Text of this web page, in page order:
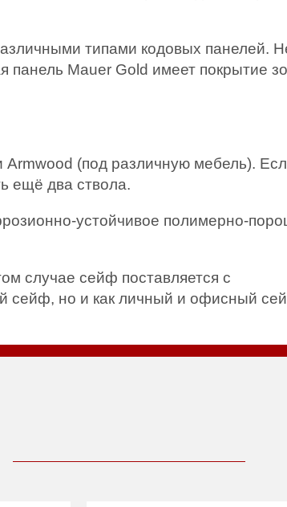
типами кодовых панелей.
Mauer Gold имеет покрытие
(под различную мебель).
ещё два ствола.
устойчивое полимерно-
случае сейф поставляется с
сейф, но и как личный и офисный